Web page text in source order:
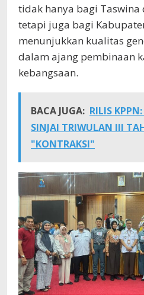
tidak hanya bagi Taswina
tetapi juga bagi
menunjukkan kualitas
dalam ajang pembinaan
kebangsaan.
BACA JUGA: RILIS
SINJAI TRIWULAN III
"KONTRAKSI"